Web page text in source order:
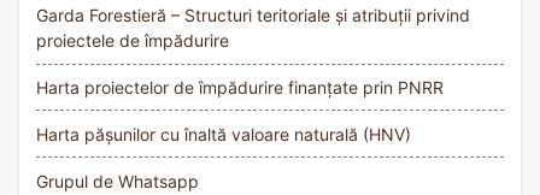
Garda Forestieră – Structuri teritoriale și atribuții privind
proiectele de împădurire
Harta proiectelor de împădurire finanțate prin PNRR
Harta pășunilor cu înaltă valoare naturală (HNV)
Grupul de Whatsapp